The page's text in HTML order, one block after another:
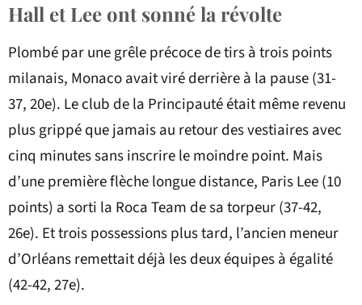
Hall et Lee ont sonné la révolte
Plombé par une grêle précoce de tirs à trois points
milanais, Monaco avait viré derrière à la pause (31-
37, 20e). Le club de la Principauté était même revenu
plus grippé que jamais au retour des vestiaires avec
cinq minutes sans inscrire le moindre point. Mais
d’une première flèche longue distance, Paris Lee (10
points) a sorti la Roca Team de sa torpeur (37-42,
26e). Et trois possessions plus tard, l’ancien meneur
d’Orléans remettait déjà les deux équipes à égalité
(42-42, 27e).